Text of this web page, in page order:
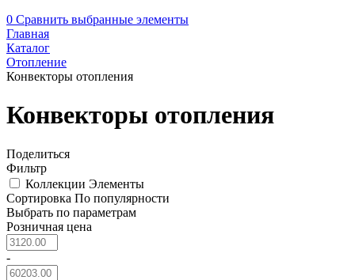
0 Сравнить выбранные элементы
Главная
Каталог
Отопление
Конвекторы отопления
Конвекторы отопления
Поделиться
Фильтр
Коллекции Элементы
Сортировка По популярности
Выбрать по параметрам
Розничная цена
-